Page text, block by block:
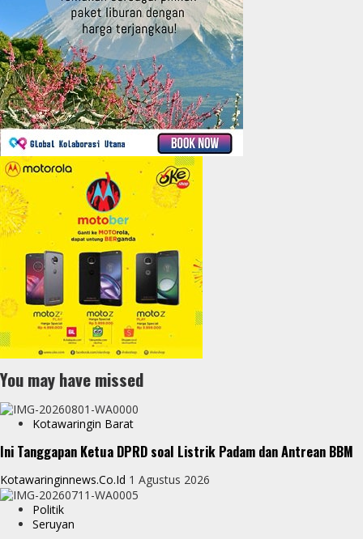
You may have missed
Kotawaringin Barat
Ini Tanggapan Ketua DPRD soal Listrik Padam dan Antrean BBM
Kotawaringinnews.co.id 1 Agustus 2026
Politik
Seruyan